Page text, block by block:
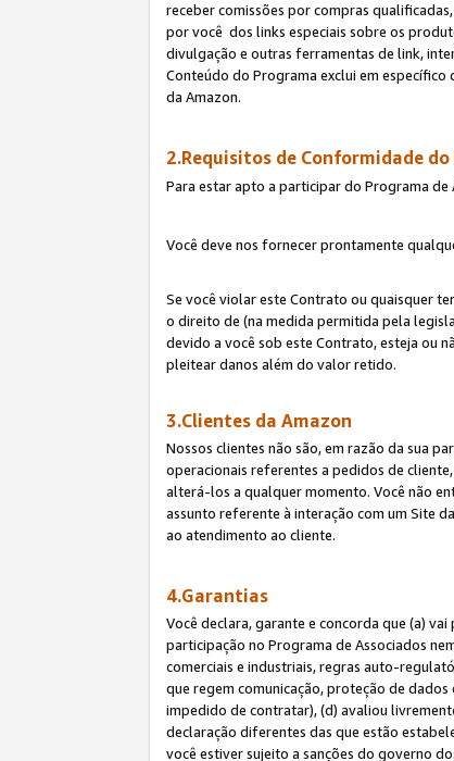
receber comissões por compras
por você dos links especiais sobre os
divulgação e outras ferramentas de link,
Conteúdo do Programa exclui em
da Amazon.
2.Requisitos de Conformidade
Para estar apto a participar do Programa de
Você deve nos fornecer prontamente
Se você violar este Contrato ou quaisquer
o direito de (na medida permitida pela
devido a você sob este Contrato, esteja ou
pleitear danos além do valor retido.
3.Clientes da Amazon
Nossos clientes não são, em razão da sua
operacionais referentes a pedidos de
alterá-los a qualquer momento. Você não
assunto referente à interação com um Site
ao atendimento ao cliente.
4.Garantias
Você declara, garante e concorda que (a)
participação no Programa de Associados
comerciais e industriais, regras auto-
que regem comunicação, proteção de
impedido de contratar), (d) avaliou
declaração diferentes das que estão
você estiver sujeito a sanções do governo